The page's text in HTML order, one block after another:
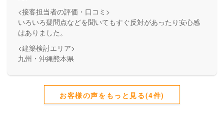
<接客担当者の評価・口コミ>
いろいろ疑問点などを聞いてもすぐ反対があったり安心感
はありました。
<建築検討エリア>
九州・沖縄熊本県
お客様の声をもっと見る(4件)